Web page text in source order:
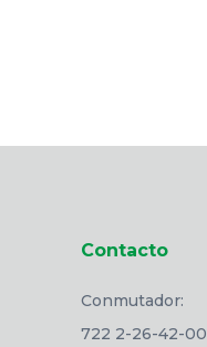
Contacto
Conmutador:
722 2-26-42-00